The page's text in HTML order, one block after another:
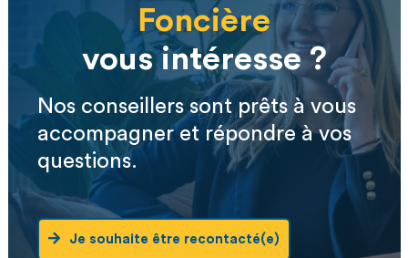
Foncière
vous intéresse ?
Nos conseillers sont prêts à vous
accompagner et répondre à vos
questions.
Je souhaite être recontacté(e)